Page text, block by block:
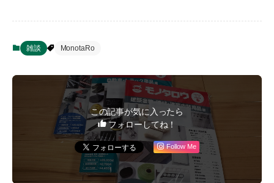
雑談 MonotaRo
この記事が気に入ったら
フォローしてね！
Follow Me